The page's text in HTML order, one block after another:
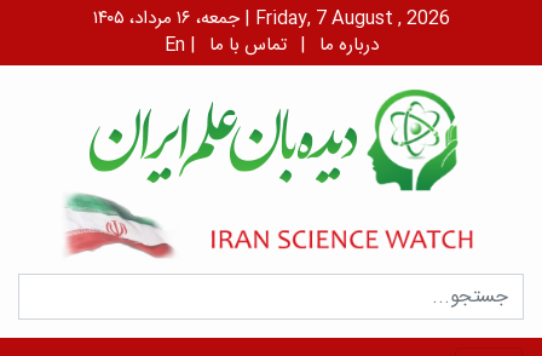
جمعه، ۱۶ مرداد، ۱۴۰۵ | Friday, 7 August , 2026
En | درباره ما | تماس با ما